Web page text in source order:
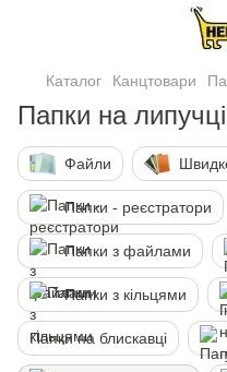
Каталог Канцтовари
Папки на липучцi
Файли
Папки - реєстратори
Папки з файлами
Папки з кільцями
Папки на блискавці